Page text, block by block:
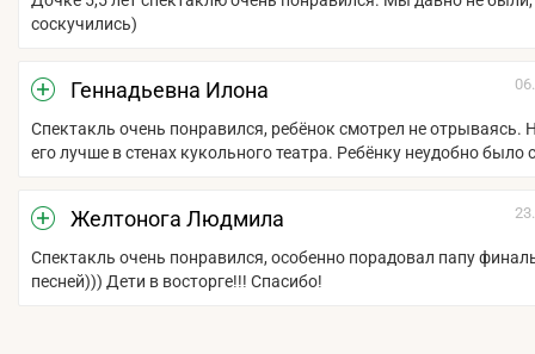
соскучились)
Геннадьевна Илона
Спектакль очень понравился, ребёнок смотрел не отрываясь.
его лучше в стенах кукольного театра. Ребёнку неудобно было
Желтонога Людмила
Спектакль очень понравился, особенно порадовал папу
песней))) Дети в восторге!!! Спасибо!